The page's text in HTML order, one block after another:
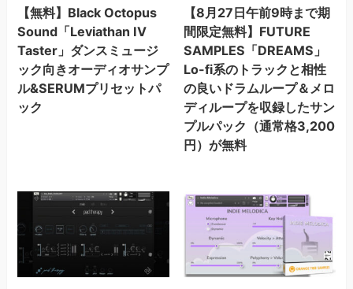
【無料】Black Octopus
Sound「Leviathan IV
Taster」ダンスミュージ
ック向きオーディオサンプ
ル&SERUMプリセットパ
ック
【8月27日午前9時まで期
間限定無料】FUTURE
SAMPLES「DREAMS」
Lo-fi系のトラックと相性
の良いドラムループ＆メロ
ディループを収録したサン
プルパック（通常格3,200
円）が無料